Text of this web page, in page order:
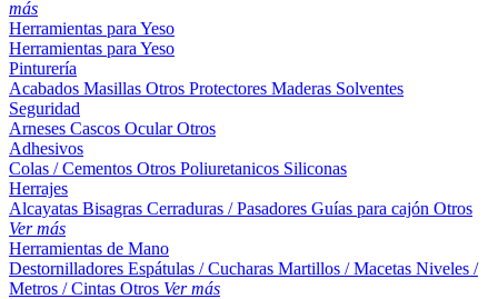
más
Herramientas para Yeso
Herramientas para Yeso
Pinturería
Acabados Masillas Otros Protectores Maderas Solventes
Seguridad
Arneses Cascos OcularOtros
Adhesivos
Colas / Cementos Otros Poliuretanicos Siliconas
Herrajes
Alcayatas Bisagras Cerraduras / Pasadores Guías para cajón Otros
Ver más
Herramientas de Mano
Destornilladores Espátulas / Cucharas Martillos / Macetas Niveles /
Metros / Cintas Otros Ver más